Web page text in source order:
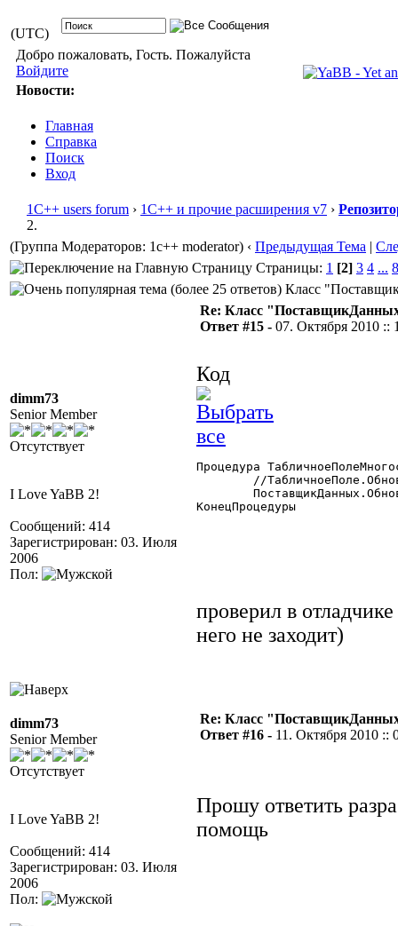
(UTC)
Добро пожаловать, Гость. Пожалуйста
Войдите
Новости:
Главная
Справка
Поиск
Вход
1С++ users forum › 1С++ и прочие расширения v7 ›
2.
(Группа Модераторов: 1c++ moderator) ‹ Предыдущая Тема |
Страницы: 1 [2] 3 4 ...
Класс
dimm73
Senior Member
Отсутствует
I Love YaBB 2!
Сообщений: 414
Зарегистрирован: 03. Июля
2006
Пол:
Re: Класс
Ответ #15 - 07. Октября 2010 ::
Код
Процедура
КонецПроцедуры
проверил в
него не заходит)
dimm73
Senior Member
Отсутствует
I Love YaBB 2!
Сообщений: 414
Зарегистрирован: 03. Июля
2006
Пол:
Re: Класс
Ответ #16 - 11. Октября 2010 ::
Прошу ответить
помощь